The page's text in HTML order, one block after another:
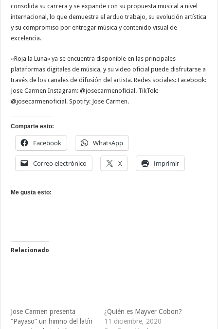
consolida su carrera y se expande con su propuesta musical a nivel
internacional, lo que demuestra el arduo trabajo, su evolución artística
y su compromiso por entregar música y contenido visual de
excelencia.
«Roja la Luna» ya se encuentra disponible en las principales
plataformas digitales de música, y su video oficial puede disfrutarse a
través de los canales de difusión del artista. Redes sociales: Facebook:
Jose Carmen Instagram: @josecarmenoficial. TikTok:
@josecarmenoficial. Spotify: Jose Carmen.
Comparte esto:
Facebook WhatsApp
Correo electrónico X Imprimir
Me gusta esto:
Relacionado
Jose Carmen presenta
“Payaso” un himno del latín
¿Quién es Mayver Cobon?
11 diciembre, 2020